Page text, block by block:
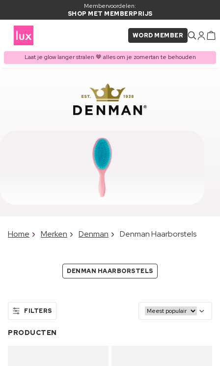
Membervoordelen:
SHOP MET MEMBERPRIJS
WORD MEMBER
Laat je glow langer stralen 🤎 alles om je zomertan te behouden
Home Merken Denman Denman Haarborstels
DENMAN HAARBORSTELS
FILTERS
PRODUCTEN